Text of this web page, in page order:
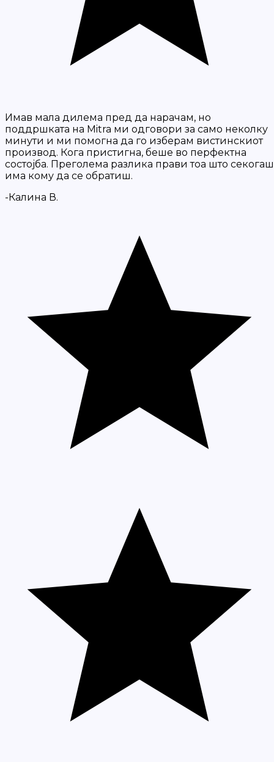
Имав мала дилема пред да нарачам, но
поддршката на Mitra ми одговори за само неколку
минути и ми помогна да го изберам вистинскиот
производ. Кога пристигна, беше во перфектна
состојба. Преголема разлика прави тоа што секогаш
има кому да се обратиш.
-Калина В.